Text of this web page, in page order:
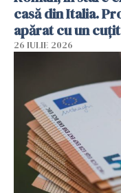
casă din Italia.
apărat cu un cuțit
26 IULIE 2026